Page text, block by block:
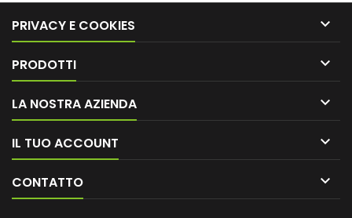
PRIVACY E COOKIES 
PRODOTTI 
LA NOSTRA AZIENDA 
IL TUO ACCOUNT 
CONTATTO 